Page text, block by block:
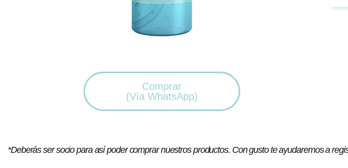
Comprar
(Vía WhatsApp)
*Deberás ser socio para así poder comprar nuestros productos. Con gusto te ayudaremos a